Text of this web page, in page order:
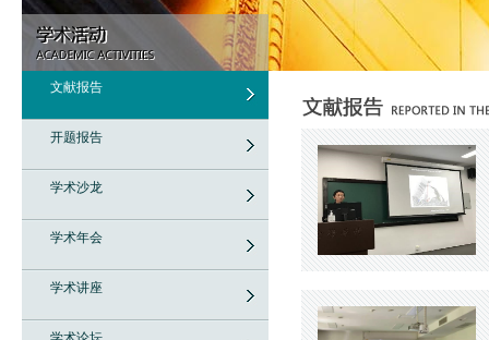
文献报告
开题报告
学术沙龙
学术年会
学术讲座